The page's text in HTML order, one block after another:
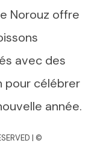
Norouz offre
avec des
pour célébrer
année.
| ©